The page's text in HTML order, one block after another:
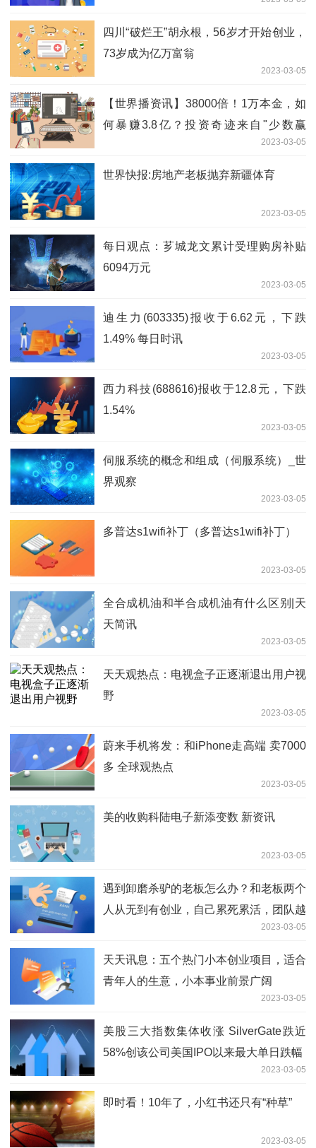
四川“破烂王”胡永根，56岁才开始创业，
73岁成为亿万富翁
2023-03-05
【世界播资讯】38000倍！1万本金，如
何暴赚3.8亿？投资奇迹来自"少数赢
家"！股市有无"藏宝图"？这四点至关重
要
2023-03-05
世界快报:房地产老板抛弃新疆体育
2023-03-05
每日观点：芗城龙文累计受理购房补贴
6094万元
2023-03-05
迪生力(603335)报收于6.62元，下跌
1.49% 每日时讯
2023-03-05
西力科技(688616)报收于12.8元，下跌
1.54%
2023-03-05
伺服系统的概念和组成（伺服系统）_世
界观察
2023-03-05
多普达s1wifi补丁（多普达s1wifi补丁）
2023-03-05
全合成机油和半合成机油有什么区别|天
天简讯
2023-03-05
天天观热点：电视盒子正逐渐退出用户视
野
2023-03-05
蔚来手机将发：和iPhone走高端 卖7000
多 全球观热点
2023-03-05
美的收购科陆电子新添变数 新资讯
2023-03-05
遇到卸磨杀驴的老板怎么办？和老板两个
人从无到有创业，自己累死累活，团队越
来越大，结果最近因为业务萎缩要优化
我！
2023-03-05
天天讯息：五个热门小本创业项目，适合
青年人的生意，小本事业前景广阔
2023-03-05
美股三大指数集体收涨 SilverGate跌近
58%创该公司美国IPO以来最大单日跌幅
2023-03-05
即时看！10年了，小红书还只有“种草”
2023-03-05